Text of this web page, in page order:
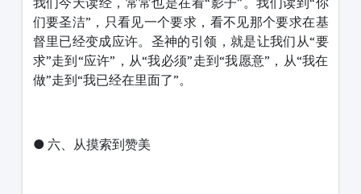
们要圣洁”，只看见一个要求，看不见那个要求在基
督里已经变成应许。圣神的引领，就是让我们从“要
求”走到“应许”，从“我必须”走到“我愿意”，从“我在
做”走到“我已经在里面了”。
● 六、从摸索到赞美